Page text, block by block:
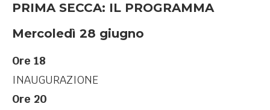
PRIMA SECCA: IL PROGRAMMA
Mercoledì 28 giugno
Ore 18
INAUGURAZIONE
Ore 20